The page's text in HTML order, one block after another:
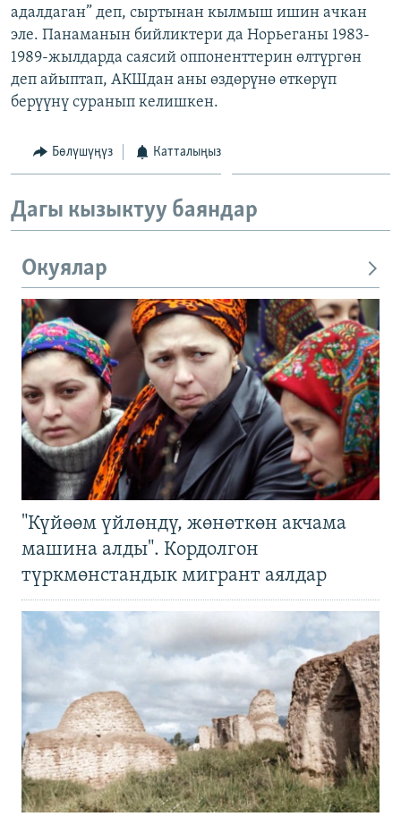
ЫҢГАЙСЫЗ СУРООЛОР
ЭЕ/АРнун бардык сайттары
адалдаган” деп, сыртынан кылмыш ишин ачкан
эле. Панаманын бийликтери да Норьеганы 1983-
1989-жылдарда саясий оппоненттерин өлтүргөн
деп айыптап, АКШдан аны өздөрүнө өткөрүп
берүүнү суранып келишкен.
Бөлүшүңүз Катталыңыз
Дагы кызыктуу баяндар
Окуялар
"Күйөөм үйлөндү, жөнөткөн акчама
машина алды". Кордолгон
түркмөнстандык мигрант аялдар